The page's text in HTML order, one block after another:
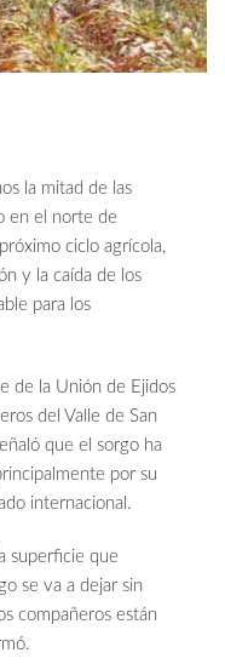
la mitad de las
en el norte de
ciclo agrícola,
y la caída de los
para los
de la Unión de Ejidos
del Valle de San
que el sorgo ha
por su
internacional.
superficie que
se va a dejar sin
compañeros están